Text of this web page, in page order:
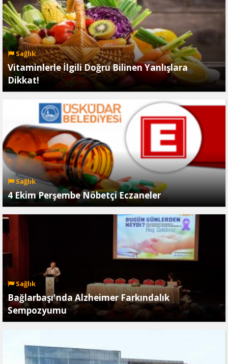
Sağlık
Vitaminlerle İlgili Doğru Bilinen Yanlışlara
Dikkat!
Sağlık
4 Ekim Perşembe Nöbetçi Eczaneler
Sağlık
Bağlarbaşı'nda Alzheimer Farkındalık
Sempozyumu